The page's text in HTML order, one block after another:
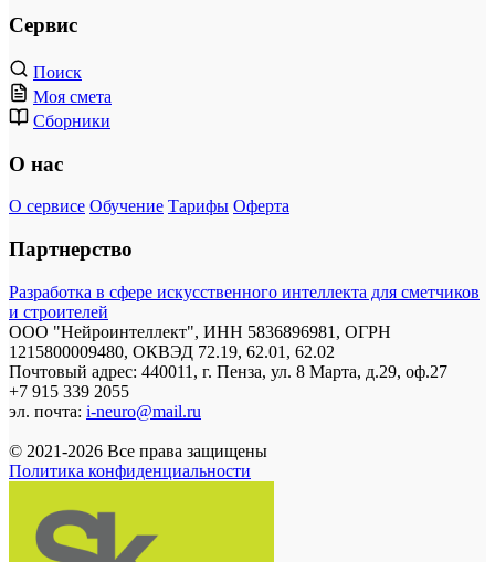
Сервис
Поиск
Моя смета
Сборники
О нас
О сервисе Обучение Тарифы Оферта
Партнерство
Разработка в сфере искусственного интеллекта для сметчиков
и строителей
ООО "Нейроинтеллект", ИНН 5836896981, ОГРН
1215800009480, ОКВЭД 72.19, 62.01, 62.02
Почтовый адрес: 440011, г. Пенза, ул. 8 Марта, д.29, оф.27
+7 915 339 2055
эл. почта: i-neuro@mail.ru
© 2021-2026 Все права защищены
Политика конфиденциальности